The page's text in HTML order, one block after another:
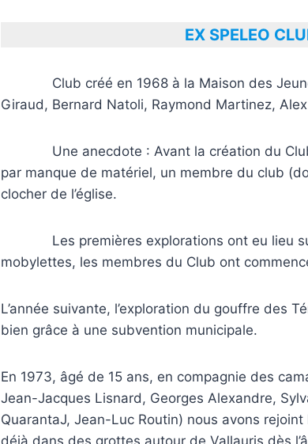
EX SPELEO
Club créé en 1968 à la Maison des
Giraud, Bernard Natoli, Raymond Martinez,
Une anecdote : Avant la création du Club,
par manque de matériel, un membre du club
clocher de l’église.
Les premières explorations ont eu lieu sur
mobylettes, les membres du Club ont
L’année suivante, l’exploration du gouffre des
bien grâce à une subvention municipale.
En 1973, âgé de 15 ans, en compagnie des
Jean-Jacques Lisnard, Georges Alexandre,
QuarantaJ, Jean-Luc Routin) nous avons
déjà dans des grottes autour de Vallauris dès